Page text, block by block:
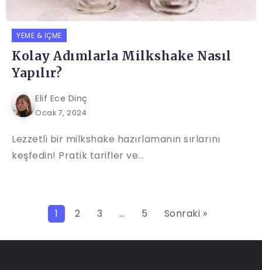
YEME & İÇME
Kolay Adımlarla Milkshake Nasıl
Yapılır?
Elif Ece Dinç
Ocak 7, 2024
Lezzetli bir milkshake hazırlamanın sırlarını
keşfedin! Pratik tarifler ve...
1 2 3 … 5 Sonraki »